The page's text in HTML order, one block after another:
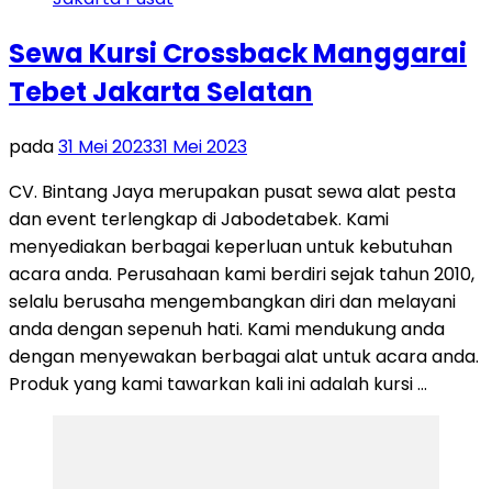
Sewa Kursi Crossback Manggarai
Tebet Jakarta Selatan
pada31 Mei 202331 Mei 2023
CV. Bintang Jaya merupakan pusat sewa alat pesta
dan event terlengkap di Jabodetabek. Kami
menyediakan berbagai keperluan untuk kebutuhan
acara anda. Perusahaan kami berdiri sejak tahun 2010,
selalu berusaha mengembangkan diri dan melayani
anda dengan sepenuh hati. Kami mendukung anda
dengan menyewakan berbagai alat untuk acara anda.
Produk yang kami tawarkan kali ini adalah kursi …